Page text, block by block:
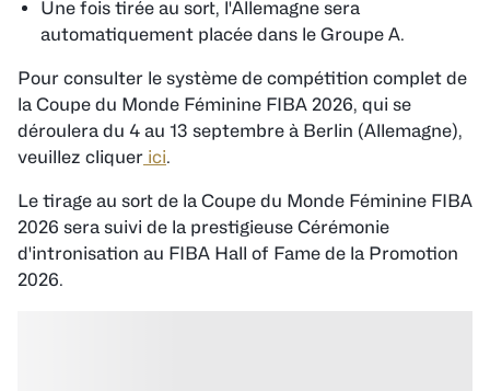
Une fois tirée au sort, l'Allemagne sera
automatiquement placée dans le Groupe A.
Pour consulter le système de compétition complet de
la Coupe du Monde Féminine FIBA 2026, qui se
déroulera du 4 au 13 septembre à Berlin (Allemagne),
veuillez cliquer ici.
Le tirage au sort de la Coupe du Monde Féminine FIBA
2026 sera suivi de la prestigieuse Cérémonie
d'intronisation au FIBA Hall of Fame de la Promotion
2026.